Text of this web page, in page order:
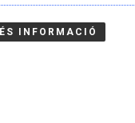
INFORMACIÓ